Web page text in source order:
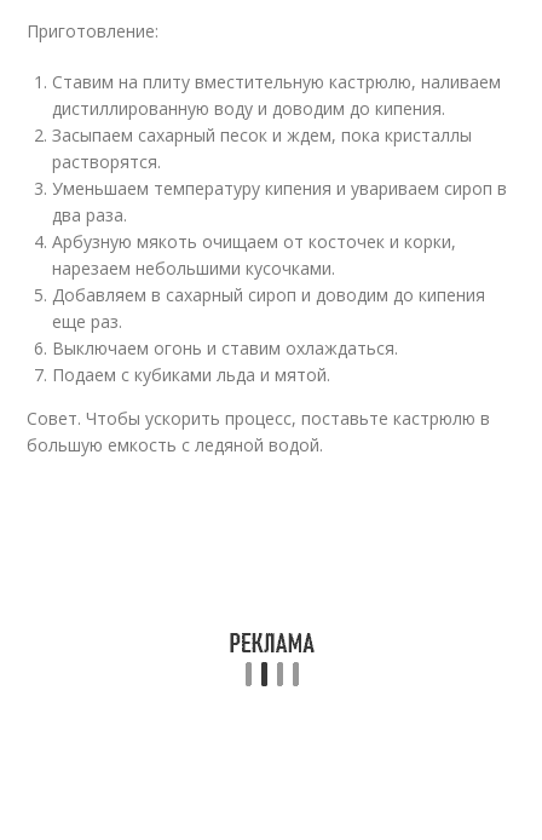
Приготовление:
Ставим на плиту вместительную кастрюлю, наливаем
дистиллированную воду и доводим до кипения.
Засыпаем сахарный песок и ждем, пока кристаллы
растворятся.
Уменьшаем температуру кипения и увариваем сироп в
два раза.
Арбузную мякоть очищаем от косточек и корки,
нарезаем небольшими кусочками.
Добавляем в сахарный сироп и доводим до кипения
еще раз.
Выключаем огонь и ставим охлаждаться.
Подаем с кубиками льда и мятой.
Совет. Чтобы ускорить процесс, поставьте кастрюлю в
большую емкость с ледяной водой.